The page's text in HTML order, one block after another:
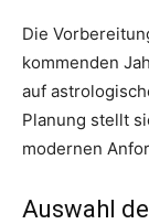
Die
kommenden
auf
Planung stellt
modernen
Auswahl